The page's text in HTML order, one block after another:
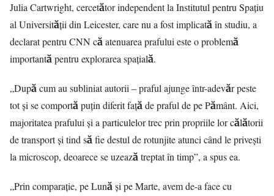
Julia Cartwright, cercetător independent la Institutul pentru Spațiu
al Universității din Leicester, care nu a fost implicată în studiu, a
declarat pentru CNN că atenuarea prafului este o problemă
importantă pentru explorarea spațială.
„După cum au subliniat autorii – praful ajunge într-adevăr peste
tot și se comportă puțin diferit față de praful de pe Pământ. Aici,
majoritatea prafului și a particulelor trec prin propriile lor călătorii
de transport și tind să fie destul de rotunjite atunci când le privești
la microscop, deoarece se uzează treptat în timp”, a spus ea.
„Prin comparație, pe Lună și pe Marte, avem de-a face cu